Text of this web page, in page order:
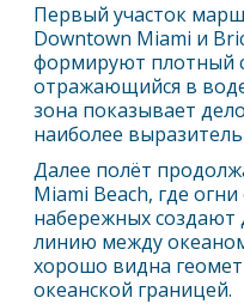
Первый участок
Downtown Miami и
формируют плотный
отражающийся в
зона показывает
наиболее
Далее полёт
Miami Beach, где
набережных
линию между
хорошо видна
океанской границей.